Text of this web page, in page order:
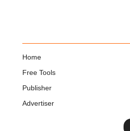
Home
Free Tools
Publisher
Advertiser